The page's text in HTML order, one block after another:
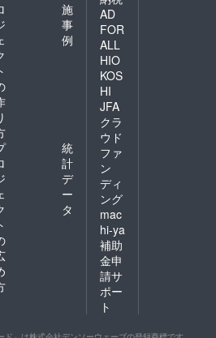
ると助
施
事
例
統
計
デ
ー
タ
AD
FOR
ALL
HIO
KOS
HI
JFA
クラ
ウド
ファ
ン
ディ
ング
mac
hi-ya
補助
金申
請サ
ポー
ト